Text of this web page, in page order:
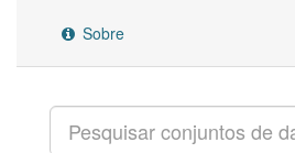
Sobre